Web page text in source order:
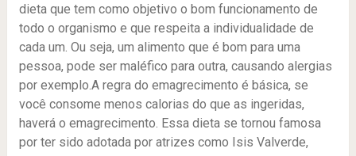
dieta que tem como objetivo o bom funcionamento de
todo o organismo e que respeita a individualidade de
cada um. Ou seja, um alimento que é bom para uma
pessoa, pode ser maléfico para outra, causando alergias
por exemplo.A regra do emagrecimento é básica, se
você consome menos calorias do que as ingeridas,
haverá o emagrecimento. Essa dieta se tornou famosa
por ter sido adotada por atrizes como Isis Valverde,